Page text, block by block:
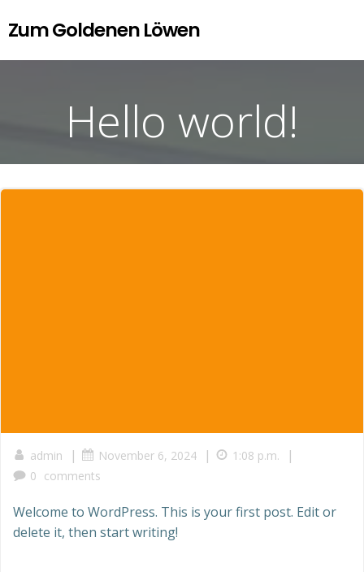
Inhalt
Zum Goldenen Löwen
Hello world!
admin | November 6, 2024 | 1:08 p.m. |
0 comments
Welcome to WordPress. This is your first post. Edit or
delete it, then start writing!